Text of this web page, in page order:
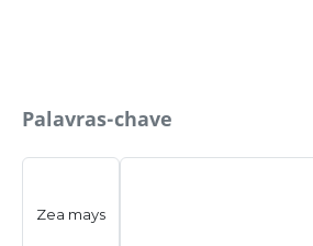
Palavras-chave
Zea mays